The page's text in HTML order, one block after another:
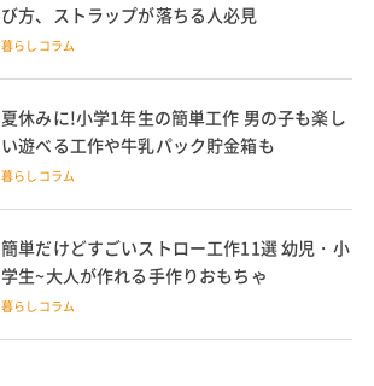
び方、ストラップが落ちる人必見
暮らしコラム
夏休みに!小学1年生の簡単工作 男の子も楽し
い遊べる工作や牛乳パック貯金箱も
暮らしコラム
簡単だけどすごいストロー工作11選 幼児・小
学生~大人が作れる手作りおもちゃ
暮らしコラム